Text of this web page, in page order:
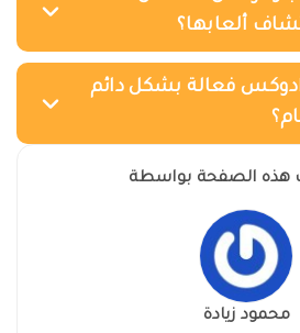
فعالة بشكل دائم
هذه الصفحة بواسطة
محمود زيادة